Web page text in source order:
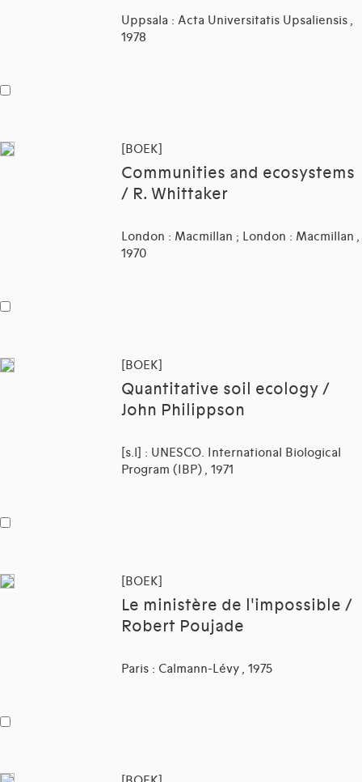
Uppsala : Acta Universitatis Upsaliensis ,
1978
[BOEK]
Communities and ecosystems
/ R. Whittaker
London : Macmillan ; London : Macmillan ,
1970
[BOEK]
Quantitative soil ecology /
John Philippson
[s.l] : UNESCO. International Biological
Program (IBP) , 1971
[BOEK]
Le ministère de l'impossible /
Robert Poujade
Paris : Calmann-Lévy , 1975